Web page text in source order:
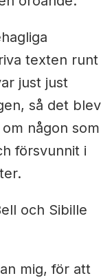
texten runt
just just
så det blev
någon som
försvunnit i
och Sibille
mig, för att